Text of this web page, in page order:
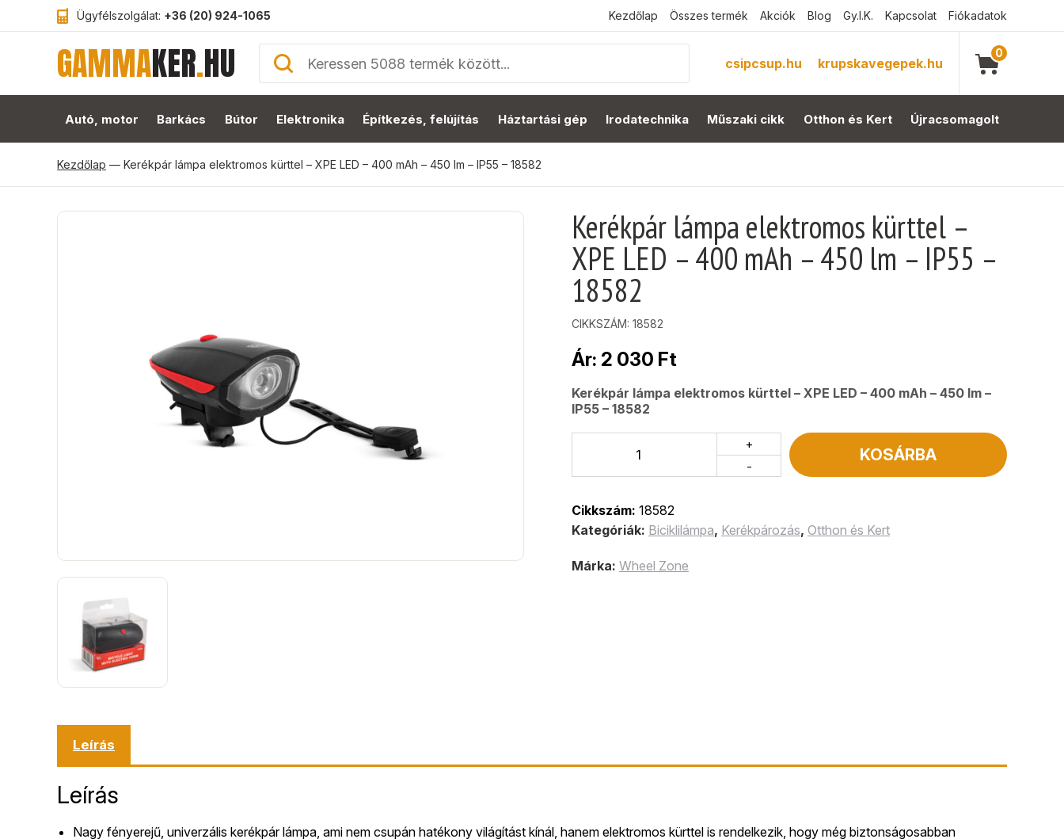
Ügyfélszolgálat: +36 (20) 924-1065 Kezdőlap Összes termék Akciók Blog Gy.I.K. Kapcsolat Fiókadatok
GAMMAKER.HU csipcsup.hu krupskavegepek.hu
0
Autó, motor Barkács Bútor Elektronika Építkezés, felújítás Háztartási gép Irodatechnika Műszaki cikk Otthon és Kert Újracsomagolt
Kezdőlap — Kerékpár lámpa elektromos kürttel – XPE LED – 400 mAh – 450 lm – IP55 – 18582
Kerékpár lámpa elektromos kürttel –
XPE LED – 400 mAh – 450 lm – IP55 –
18582
CIKKSZÁM: 18582
Ár: 2 030 Ft
Kerékpár lámpa elektromos kürttel – XPE LED – 400 mAh – 450 lm –
IP55 – 18582
-
+
KOSÁRBA
Cikkszám: 18582
Kategóriák: Biciklilámpa, Kerékpározás, Otthon és Kert
Márka: Wheel Zone
Leírás
Leírás
Nagy fényerejű, univerzális kerékpár lámpa, ami nem csupán hatékony világítást kínál, hanem elektromos kürttel is rendelkezik, hogy még biztonságosabban